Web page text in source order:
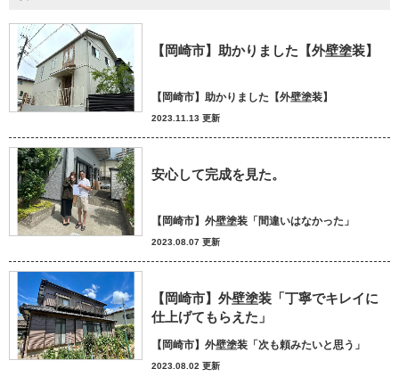
【岡崎市】助かりました【外壁塗装】
【岡崎市】助かりました【外壁塗装】
2023.11.13 更新
安心して完成を見た。
【岡崎市】外壁塗装「間違いはなかった」
2023.08.07 更新
【岡崎市】外壁塗装「丁寧でキレイに
仕上げてもらえた」
【岡崎市】外壁塗装「次も頼みたいと思う」
2023.08.02 更新